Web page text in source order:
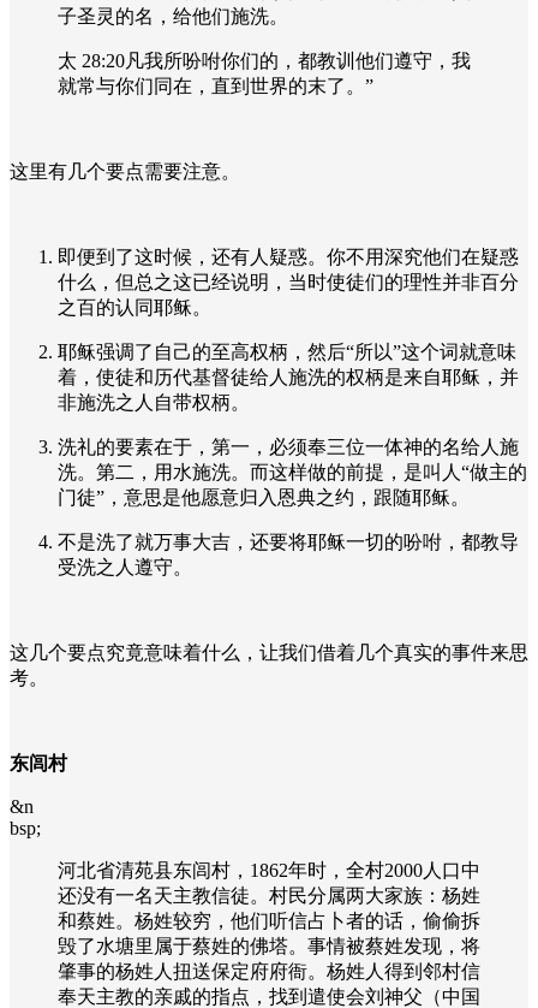
子圣灵的名，给他们施洗。
太 28:20凡我所吩咐你们的，都教训他们遵守，我
就常与你们同在，直到世界的末了。”
这里有几个要点需要注意。
即便到了这时候，还有人疑惑。你不用深究他们在疑惑
什么，但总之这已经说明，当时使徒们的理性并非百分
之百的认同耶稣。
耶稣强调了自己的至高权柄，然后“所以”这个词就意味
着，使徒和历代基督徒给人施洗的权柄是来自耶稣，并
非施洗之人自带权柄。
洗礼的要素在于，第一，必须奉三位一体神的名给人施
洗。第二，用水施洗。而这样做的前提，是叫人“做主的
门徒”，意思是他愿意归入恩典之约，跟随耶稣。
不是洗了就万事大吉，还要将耶稣一切的吩咐，都教导
受洗之人遵守。
这几个要点究竟意味着什么，让我们借着几个真实的事件来思
考。
东闾村
&n
bsp;
河北省清苑县东闾村， 1862年时，全村2000人口中
还没有一名天主教信徒。村民分属两大家族：杨姓
和蔡姓。杨姓较穷，他们听信占卜者的话，偷偷拆
毁了水塘里属于蔡姓的佛塔。事情被蔡姓发现，将
肇事的杨姓人扭送保定府府衙。杨姓人得到邻村信
奉天主教的亲戚的指点，找到遣使会刘神父（中国